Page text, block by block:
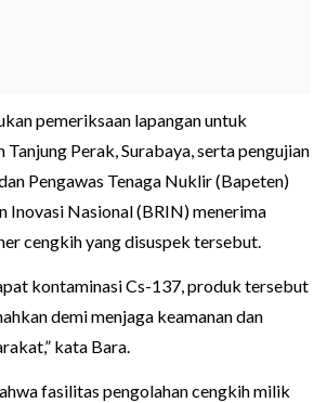
pemeriksaan lapangan untuk
Tanjung Perak, Surabaya, serta pengujian
Pengawas Tenaga Nuklir (Bapeten)
Inovasi Nasional (BRIN) menerima
cengkih yang disuspek tersebut.
kontaminasi Cs-137, produk tersebut
demi menjaga keamanan dan
kata Bara.
fasilitas pengolahan cengkih milik